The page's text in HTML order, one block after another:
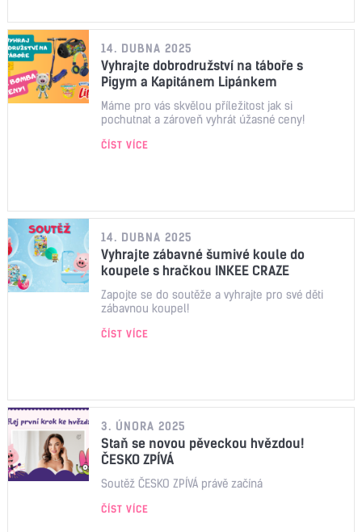
14. DUBNA 2025
Vyhrajte dobrodružství na táboře s
Pigym a Kapitánem Lipánkem
Máme pro vás skvělou příležitost jak si
pochutnat a zároveň vyhrát úžasné ceny!
ČÍST VÍCE
14. DUBNA 2025
Vyhrajte zábavné šumivé koule do
koupele s hračkou INKEE CRAZE
Zapojte se do soutěže a vyhrajte pro své děti
zábavnou koupel!
ČÍST VÍCE
3. ÚNORA 2025
Staň se novou pěveckou hvězdou!
ČESKO ZPÍVÁ
Soutěž ČESKO ZPÍVÁ právě začíná
ČÍST VÍCE